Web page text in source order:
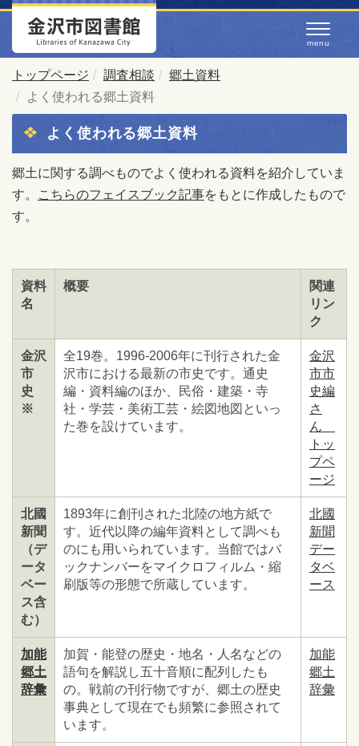
トップページ 調査相談
郷土資料
よく使われる郷土資料
よく使われる郷土資料
郷土に関する調べものでよく使われる資料を紹介していま
す。
こちらのフェイスブック記事をもとに作成したもので
す。
資料
名
概要
関連
リン
ク
金沢
市
史
※
全19巻。1996-2006年に刊行された金
沢市における最新の市史です。通史
編・資料編のほか、民俗・建築・寺
社・学芸・美術工芸・絵図地図といっ
た巻を設けています。
金沢
市市
史編
さ
ん
トッ
プペ
ージ
北國
新聞
（デ
ータ
ベー
ス含
む）
1893年に創刊された北陸の地方紙で
す。近代以降の編年資料として調べも
のにも用いられています。当館ではバ
ックナンバーをマイクロフィルム・縮
刷版等の形態で所蔵しています。
北國
新聞
デー
タベ
ース
加能
郷土
辞彙
加賀・能登の歴史・地名・人名などの
語句を解説し五十音順に配列したも
の。戦前の刊行物ですが、郷土の歴史
事典として現在でも頻繁に参照されて
います。
加能
郷土
辞彙